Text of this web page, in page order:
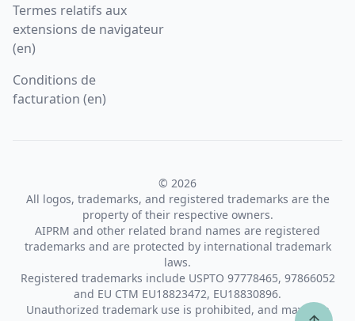
Termes relatifs aux
extensions de navigateur
(en)
Conditions de
facturation (en)
© 2026
All logos, trademarks, and registered trademarks are the
property of their respective owners.
AIPRM and other related brand names are registered
trademarks and are protected by international trademark
laws.
Registered trademarks include USPTO 97778465, 97866052
and EU CTM EU18823472, EU18830896.
Unauthorized trademark use is prohibited, and may be a